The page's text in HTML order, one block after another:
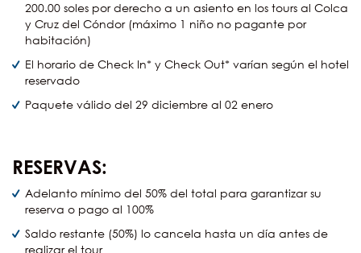
200.00 soles por derecho a un asiento en los tours al Colca
y Cruz del Cóndor (máximo 1 niño no pagante por
habitación)
El horario de Check In* y Check Out* varían según el hotel
reservado
Paquete válido del 29 diciembre al 02 enero
RESERVAS:
Adelanto mínimo del 50% del total para garantizar su
reserva o pago al 100%
Saldo restante (50%) lo cancela hasta un día antes de
realizar el tour